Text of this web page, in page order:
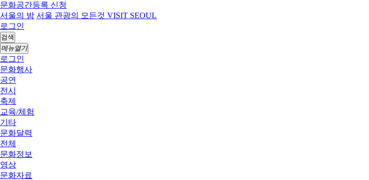
문화공간등록 신청
서울의 밤 서울 관광의 모든것 VISIT SEOUL
로그인
검색
메뉴열기
로그인
문화행사
공연
전시
축제
교육/체험
기타
문화달력
전체
문화정보
영상
문화자료